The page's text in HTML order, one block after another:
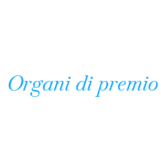
Organi di premio